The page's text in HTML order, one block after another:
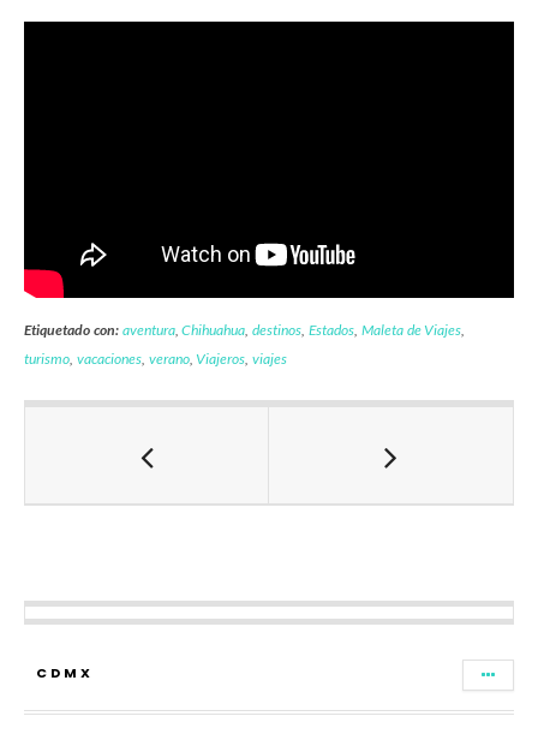
Etiquetado con: aventura,Chihuahua ,destinos ,Estados Maleta de Viajes
turismo vacaciones, verano,Viajeros ,viajes
CDMX